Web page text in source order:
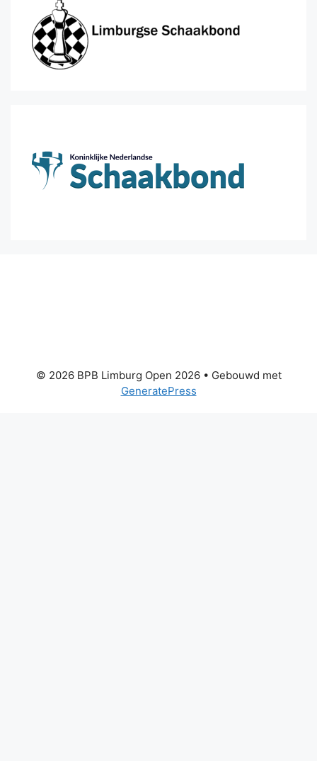
© 2026 BPB Limburg Open 2026• Gebouwd met
GeneratePress